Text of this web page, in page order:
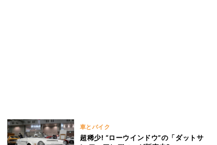
車とバイク
超稀少! “ローウインドウ”の「ダットサ